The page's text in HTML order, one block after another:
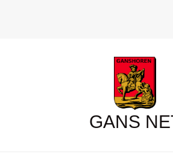
GANS